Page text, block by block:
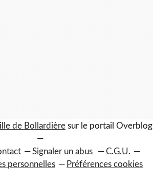
de Bollardière sur le portail Overblog
Signaler un abus
C.G.U.
personnelles
Préférences cookies